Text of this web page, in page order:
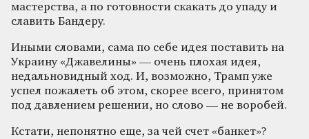
мастерства, а по готовности скакать до упаду и
славить Бандеру.
Иными словами, сама по себе идея поставить на
Украину «Джавелины» — очень плохая идея,
недальновидный ход. И, возможно, Трамп уже
успел пожалеть об этом, скорее всего, принятом
под давлением решении, но слово — не воробей.
Кстати, непонятно еще, за чей счет «банкет»?